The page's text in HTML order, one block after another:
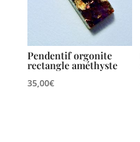
Pendentif orgonite
rectangle améthyste
35,00€